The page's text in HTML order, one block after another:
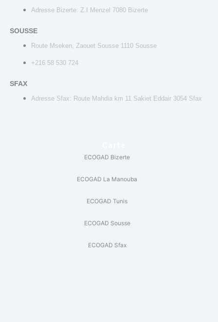
Adresse Bizerte: Z.I Menzel 7080 Bizerte
SOUSSE
Route Mseken, Zaouet Sousse 1110 Sousse
+216 58 530 724
SFAX
Adresse Sfax: Route Mahdia km 11 Sakiet Eddair 3054 Sfax
ECOGAD Bizerte
ECOGAD La Manouba
ECOGAD Tunis
ECOGAD Sousse
ECOGAD Sfax